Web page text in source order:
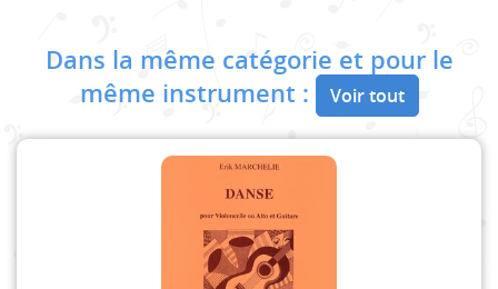
Dans la même catégorie et pour le
même instrument :
Voir tout